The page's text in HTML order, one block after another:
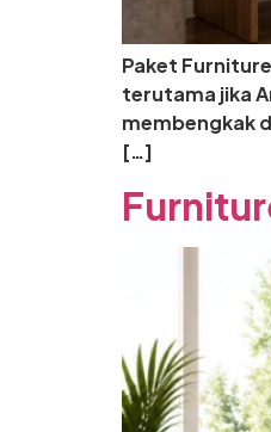
Paket
terutama jika
membengkak
[…]